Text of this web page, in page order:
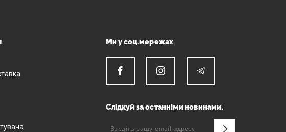
Ми у соц.мережах
Слідкуй за останніми новинами.